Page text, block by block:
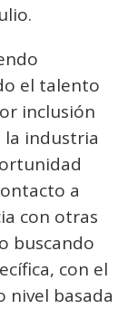
el talento
inclusión
industria
a
con otras
buscando
con el
nivel basada